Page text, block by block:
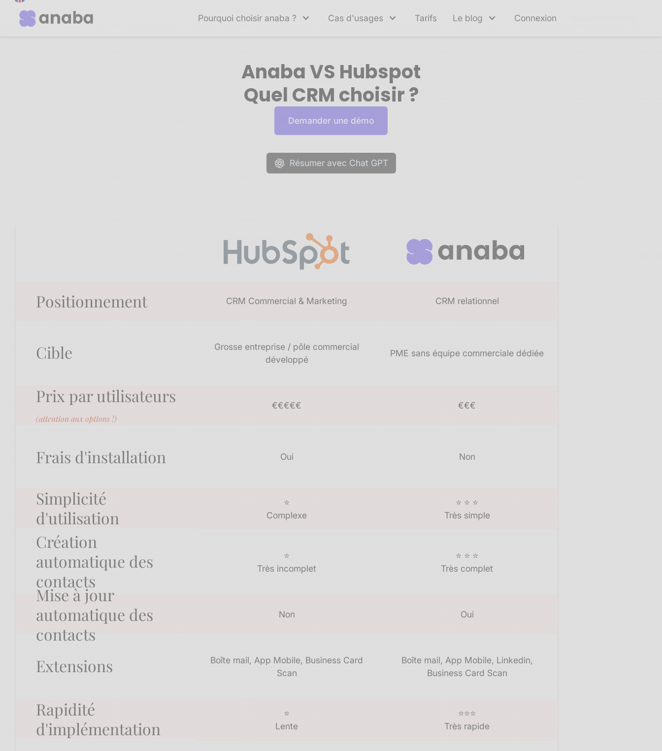
Pourquoi choisir anaba ? Cas d'usages Tarifs Le blog Connexion
Anaba VS Hubspot
Quel CRM choisir ?
Demander une démo
Résumer avec Chat GPT
Positionnement​ CRM Commercial & Marketing CRM relationnel​
Cible
Grosse entreprise / pôle commercial
développé
PME sans équipe commerciale dédiée
Prix par utilisateurs
(attention aux options !)
€€€€€ €€€
Frais d'installation Oui Non
Simplicité
d'utilisation
⭐
Complexe
⭐ ⭐ ⭐
Très simple
Création
automatique des
contacts
⭐
Très incomplet
⭐ ⭐ ⭐
Très complet
Mise à jour
automatique des
contacts
Non Oui
Extensions
Boîte mail, App Mobile, Business Card
Scan​
Boîte mail, App Mobile, Linkedin,
Business Card Scan​
Rapidité
d'implémentation
⭐
Lente
⭐⭐⭐
Très rapide